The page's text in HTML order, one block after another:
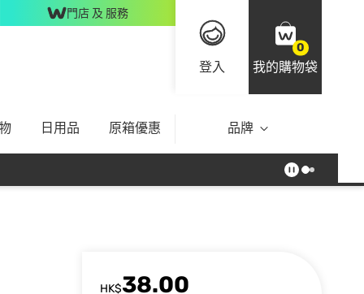
門店 及 服務
登入
0
我的購物袋
日用品 原箱優惠 品牌
HK$38.00